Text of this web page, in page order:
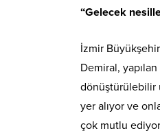
“Gelecek
İzmir
Demiral,
dönüştürülebilir
yer alıyor ve
çok mutlu